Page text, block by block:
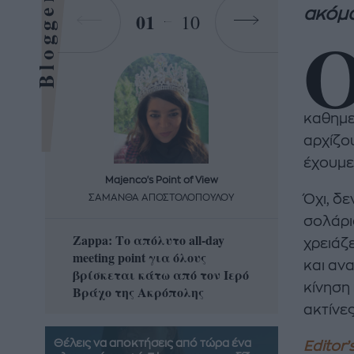
Όχι,
και
κίνηση
Bloggers 01 10
Majenco's Point of View
ΣΑΜΑΝΘΑ ΑΠΟΣΤΟΛΟΠΟΥΛΟΥ
Zappa: Το απόλυτο all-day
meeting point για όλους
βρίσκεται κάτω από τον Ιερό
Βράχο της Ακρόπολης
Η
που θα
Θέλεις να αποκτήσεις από τώρα ένα